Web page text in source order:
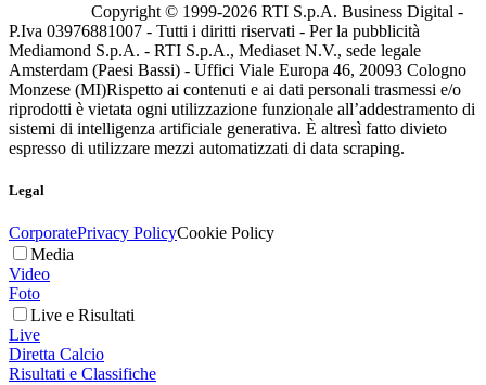
Copyright © 1999-2026 RTI S.p.A. Business Digital -
P.Iva 03976881007 - Tutti i diritti riservati - Per la pubblicità
Mediamond S.p.A. - RTI S.p.A., Mediaset N.V., sede legale
Amsterdam (Paesi Bassi) - Uffici Viale Europa 46, 20093 Cologno
Monzese (MI)Rispetto ai contenuti e ai dati personali trasmessi e/o
riprodotti è vietata ogni utilizzazione funzionale all’addestramento di
sistemi di intelligenza artificiale generativa. È altresì fatto divieto
espresso di utilizzare mezzi automatizzati di data scraping.
Legal
CorporatePrivacy PolicyCookie Policy
Media
Video
Foto
Live e Risultati
Live
Diretta Calcio
Risultati e Classifiche